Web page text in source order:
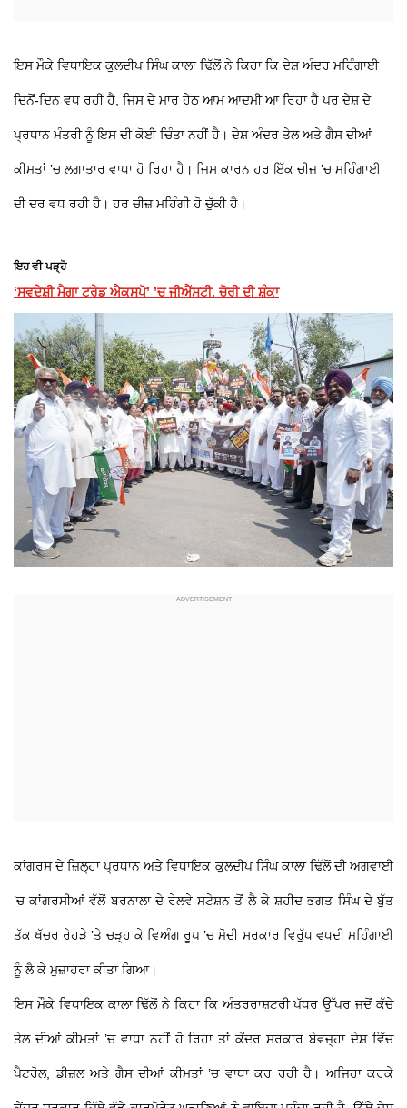
ਇਸ ਮੌਕੇ ਵਿਧਾਇਕ ਕੁਲਦੀਪ ਸਿੰਘ ਕਾਲਾ ਢਿੱਲੋਂ ਨੇ ਕਿਹਾ ਕਿ ਦੇਸ਼ ਅੰਦਰ ਮਹਿੰਗਾਈ
ਦਿਨੋਂ-ਦਿਨ ਵਧ ਰਹੀ ਹੈ, ਜਿਸ ਦੇ ਮਾਰ ਹੇਠ ਆਮ ਆਦਮੀ ਆ ਰਿਹਾ ਹੈ ਪਰ ਦੇਸ਼ ਦੇ
ਪ੍ਰਧਾਨ ਮੰਤਰੀ ਨੂੰ ਇਸ ਦੀ ਕੋਈ ਚਿੰਤਾ ਨਹੀਂ ਹੈ। ਦੇਸ਼ ਅੰਦਰ ਤੇਲ ਅਤੇ ਗੈਸ ਦੀਆਂ
ਕੀਮਤਾਂ ’ਚ ਲਗਾਤਾਰ ਵਾਧਾ ਹੋ ਰਿਹਾ ਹੈ। ਜਿਸ ਕਾਰਨ ਹਰ ਇੱਕ ਚੀਜ਼ ’ਚ ਮਹਿੰਗਾਈ
ਦੀ ਦਰ ਵਧ ਰਹੀ ਹੈ। ਹਰ ਚੀਜ਼ ਮਹਿੰਗੀ ਹੋ ਚੁੱਕੀ ਹੈ।
ਇਹ ਵੀ ਪੜ੍ਹੋ
‘ਸਵਦੇਸ਼ੀ ਮੈਗਾ ਟਰੇਡ ਐਕਸਪੋ’ ’ਚ ਜੀਐੱਸਟੀ. ਚੋਰੀ ਦੀ ਸ਼ੰਕਾ
ਕਾਂਗਰਸ ਦੇ ਜ਼ਿਲ੍ਹਾ ਪ੍ਰਧਾਨ ਅਤੇ ਵਿਧਾਇਕ ਕੁਲਦੀਪ ਸਿੰਘ ਕਾਲਾ ਢਿੱਲੋਂ ਦੀ ਅਗਵਾਈ
’ਚ ਕਾਂਗਰਸੀਆਂ ਵੱਲੋਂ ਬਰਨਾਲਾ ਦੇ ਰੇਲਵੇ ਸਟੇਸ਼ਨ ਤੋਂ ਲੈ ਕੇ ਸ਼ਹੀਦ ਭਗਤ ਸਿੰਘ ਦੇ ਬੁੱਤ
ਤੱਕ ਖੱਚਰ ਰੇਹੜੇ ’ਤੇ ਚੜ੍ਹ ਕੇ ਵਿਅੰਗ ਰੂਪ ’ਚ ਮੋਦੀ ਸਰਕਾਰ ਵਿਰੁੱਧ ਵਧਦੀ ਮਹਿੰਗਾਈ
ਨੂੰ ਲੈ ਕੇ ਮੁਜ਼ਾਹਰਾ ਕੀਤਾ ਗਿਆ।
ਇਸ ਮੌਕੇ ਵਿਧਾਇਕ ਕਾਲਾ ਢਿੱਲੋਂ ਨੇ ਕਿਹਾ ਕਿ ਅੰਤਰਰਾਸ਼ਟਰੀ ਪੱਧਰ ਉੱਪਰ ਜਦੋਂ ਕੱਚੇ
ਤੇਲ ਦੀਆਂ ਕੀਮਤਾਂ ’ਚ ਵਾਧਾ ਨਹੀਂ ਹੋ ਰਿਹਾ ਤਾਂ ਕੇਂਦਰ ਸਰਕਾਰ ਬੇਵਜ੍ਹਾ ਦੇਸ਼ ਵਿੱਚ
ਪੈਟਰੋਲ, ਡੀਜ਼ਲ ਅਤੇ ਗੈਸ ਦੀਆਂ ਕੀਮਤਾਂ ’ਚ ਵਾਧਾ ਕਰ ਰਹੀ ਹੈ। ਅਜਿਹਾ ਕਰਕੇ